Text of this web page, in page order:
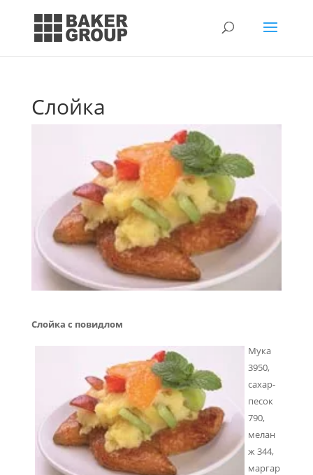
Слойка
Слойка с повидлом
Мука
3950,
сахар-
песок
790,
мелан
ж 344,
маргар